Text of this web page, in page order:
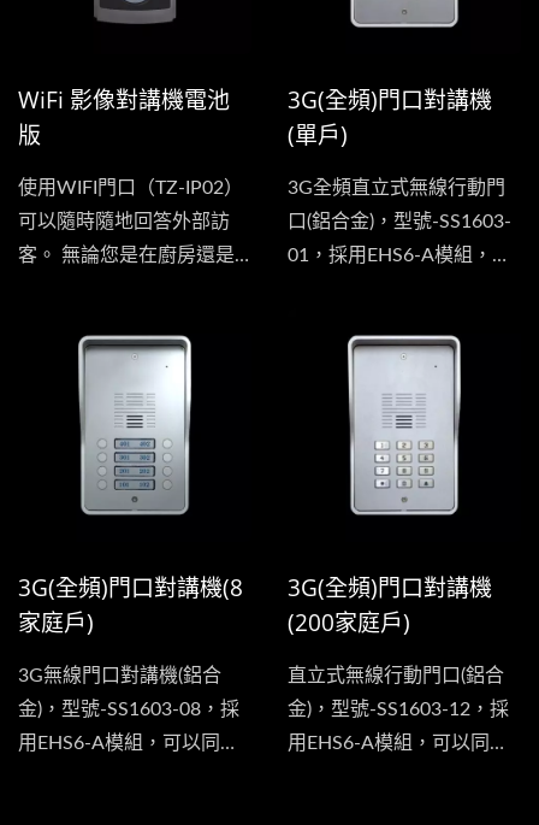
WiFi 影像對講機電池
版
使用WIFI門口（TZ-IP02）
可以隨時隨地回答外部訪
客。 無論您是在廚房還是
3G(全頻)門口對講機
(單戶)
3G全頻直立式無線行動門
口(鋁合金)，型號-SS1603-
01，採用EHS6-A模組，可
訪者按下此設備的門口鍵
時，它即會透過SIM卡來撥
打您事先預設好的手機號
碼，當您接到門口對講機所
撥出的電話此時您就可以與
同時按下手機上的...
3G(全頻)門口對講機(8
家庭戶)
3G無線門口對講機(鋁合
金)，型號-SS1603-08，採
用EHS6-A模組，可以同時
3G(全頻)門口對講機
(200家庭戶)
直立式無線行動門口(鋁合
金)，型號-SS1603-12，採
用EHS6-A模組，可以同時